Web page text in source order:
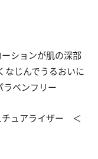
ションが肌の深部
じんでうるおいに
ラベンフリー
ュアライザー ＜